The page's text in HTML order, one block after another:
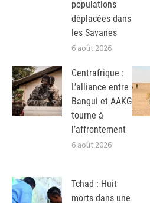
populations
déplacées dans
les Savanes
6 août 2026
Centrafrique :
L’alliance entre
Bangui et AAKG
tourne à
l’affrontement
6 août 2026
Tchad : Huit
morts dans une